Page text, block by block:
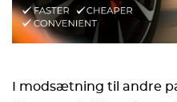
I modsætning til andre